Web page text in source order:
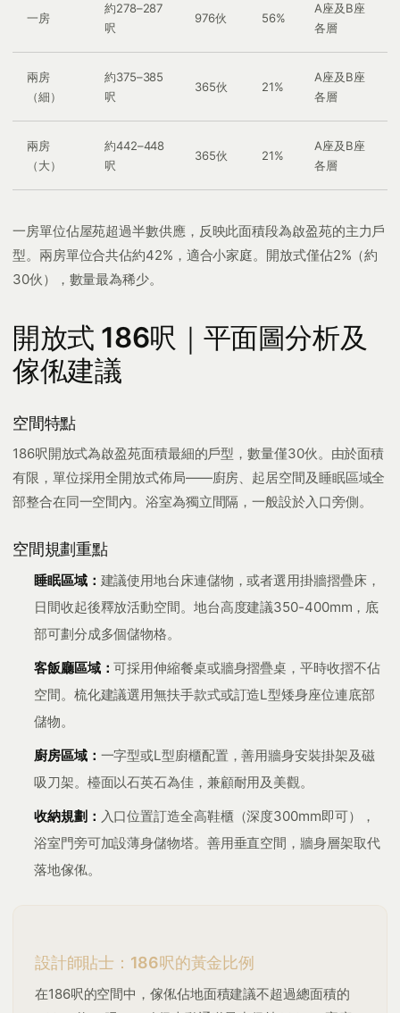
一房
約278–287
呎
976伙 56%
A座及B座
各層
兩房
（細）
約375–385
呎
365伙 21%
A座及B座
各層
兩房
（大）
約442–448
呎
365伙 21%
A座及B座
各層
一房單位佔屋苑超過半數供應，反映此面積段為啟盈苑的主力戶
型。兩房單位合共佔約42%，適合小家庭。開放式僅佔2%（約
30伙），數量最為稀少。
開放式 186呎｜平面圖分析及
傢俬建議
空間特點
186呎開放式為啟盈苑面積最細的戶型，數量僅30伙。由於面積
有限，單位採用全開放式佈局——廚房、起居空間及睡眠區域全
部整合在同一空間內。浴室為獨立間隔，一般設於入口旁側。
空間規劃重點
睡眠區域： 建議使用地台床連儲物，或者選用掛牆摺疊床，
日間收起後釋放活動空間。地台高度建議350-400mm，底
部可劃分成多個儲物格。
客飯廳區域：可採用伸縮餐桌或牆身摺疊桌，平時收摺不佔
空間。梳化建議選用無扶手款式或訂造L型矮身座位連底部
儲物。
廚房區域： 一字型或L型廚櫃配置，善用牆身安裝掛架及磁
吸刀架。檯面以石英石為佳，兼顧耐用及美觀。
收納規劃： 入口位置訂造全高鞋櫃（深度300mm即可），
浴室門旁可加設薄身儲物塔。善用垂直空間，牆身層架取代
落地傢俬。
設計師貼士：186呎的黃金比例
在186呎的空間中，傢俬佔地面積建議不超過總面積的